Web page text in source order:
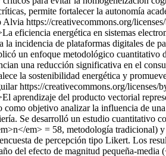
permite fortalecer la autonomía
https://creativecommons.org/
eficiencia energética en sistemas
incidencia de plataformas digitales de
un enfoque metodológico
una reducción significativa en el
la sostenibilidad energética y
https://creativecommons.org/licenses/
aprendizaje del producto vectorial
objetivo analizar la influencia de
Se desarrolló un estudio cuantitativo
em> = 58, metodología
de percepción tipo Likert. Los
del efecto de magnitud pequeña-